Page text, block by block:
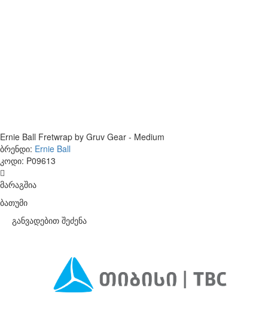
Ernie Ball Fretwrap by Gruv Gear - Medium
ბრენდი: Ernie Ball
კოდი: P09613
მარაგშია
ბათუმი
განვადებით შეძენა